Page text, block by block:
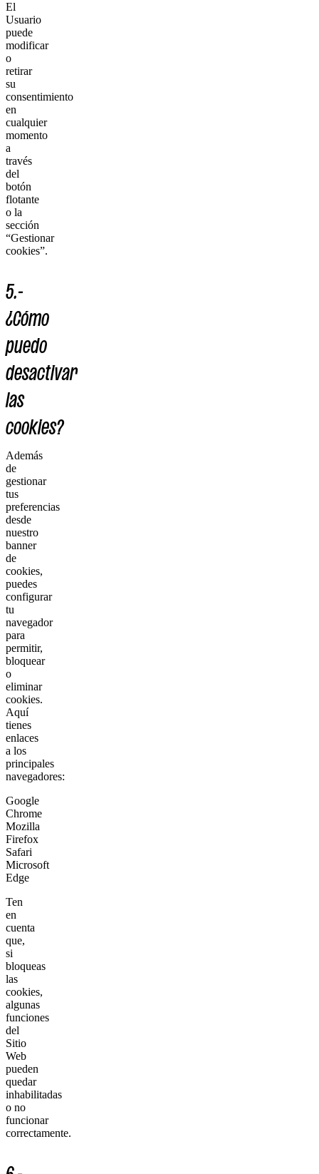
El
Usuario
puede
modificar
o
retirar
su
consentimiento
en
cualquier
momento
a
través
del
botón
flotante
o la
sección
“Gestionar
cookies”.
5.-
¿Cómo
puedo
desactivar
las
cookies?
Además
de
gestionar
tus
preferencias
desde
nuestro
banner
de
cookies,
puedes
configurar
tu
navegador
para
permitir,
bloquear
o
eliminar
cookies.
Aquí
tienes
enlaces
a los
principales
navegadores:
Google
Chrome
Mozilla
Firefox
Safari
Microsoft
Edge
Ten
en
cuenta
que,
si
bloqueas
las
cookies,
algunas
funciones
del
Sitio
Web
pueden
quedar
inhabilitadas
o no
funcionar
correctamente.